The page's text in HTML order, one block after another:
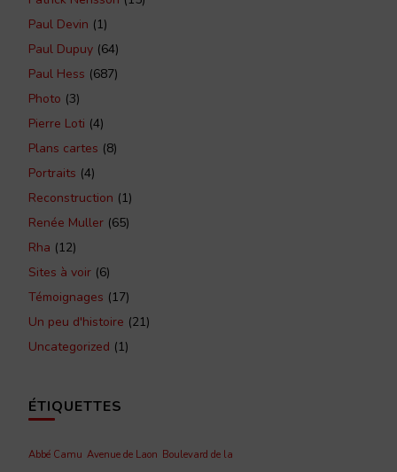
Paul Devin (1)
Paul Dupuy (64)
Paul Hess (687)
Photo (3)
Pierre Loti (4)
Plans cartes (8)
Portraits (4)
Reconstruction (1)
Renée Muller (65)
Rha (12)
Sites à voir (6)
Témoignages (17)
Un peu d'histoire (21)
Uncategorized (1)
ÉTIQUETTES
Abbé Camu Avenue de Laon Boulevard de la